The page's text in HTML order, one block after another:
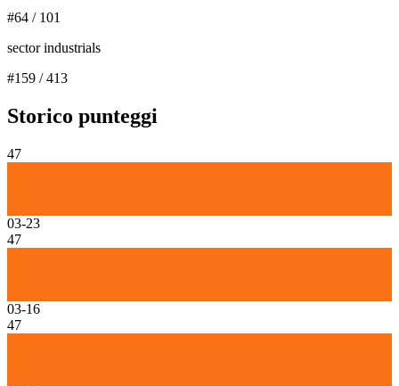
#64 / 101
sector industrials
#159 /413
Storico punteggi
47
03-23
47
03-16
47